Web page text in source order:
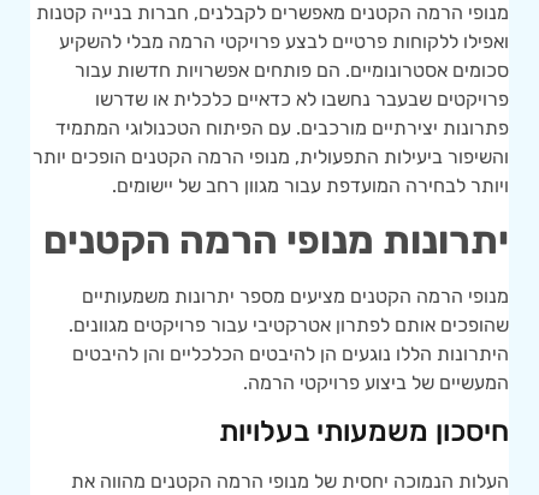
מנופי הרמה הקטנים מאפשרים לקבלנים, חברות בנייה קטנות
ואפילו ללקוחות פרטיים לבצע פרויקטי הרמה מבלי להשקיע
סכומים אסטרונומיים. הם פותחים אפשרויות חדשות עבור
פרויקטים שבעבר נחשבו לא כדאיים כלכלית או שדרשו
פתרונות יצירתיים מורכבים. עם הפיתוח הטכנולוגי המתמיד
והשיפור ביעילות התפעולית, מנופי הרמה הקטנים הופכים יותר
ויותר לבחירה המועדפת עבור מגוון רחב של יישומים.
יתרונות מנופי הרמה הקטנים
מנופי הרמה הקטנים מציעים מספר יתרונות משמעותיים
שהופכים אותם לפתרון אטרקטיבי עבור פרויקטים מגוונים.
היתרונות הללו נוגעים הן להיבטים הכלכליים והן להיבטים
המעשיים של ביצוע פרויקטי הרמה.
חיסכון משמעותי בעלויות
העלות הנמוכה יחסית של מנופי הרמה הקטנים מהווה את